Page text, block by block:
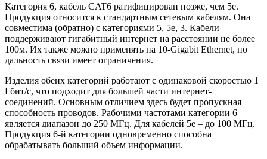
Категория 6, кабель CAT6 ратифицирован позже, чем 5е.
Продукция относится к стандартным сетевым кабелям. Она
совместима (обратно) с категориями 5, 5е, 3. Кабели
поддерживают гигабитный интернет на расстоянии не более
100м. Их также можно применять на 10-Gigabit Ethernet, но
дальность связи имеет ограничения.
Изделия обеих категорий работают с одинаковой скоростью 1
Гбит/с, что подходит для большей части интернет-
соединений. Основным отличием здесь будет пропускная
способность проводов. Рабочими частотами категории 6
является диапазон до 250 МГц. Для кабелей 5е – до 100 МГц.
Продукция 6-й категории одновременно способна
обрабатывать больший объем информации.